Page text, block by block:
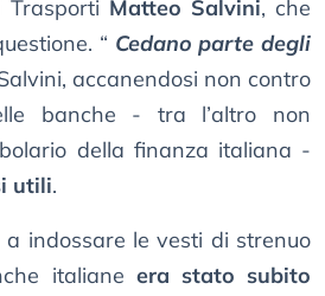
Matteo Salvini, che
“ Cedano parte degli
accanendosi non contro
banche - tra l’altro non
della finanza italiana -
utili.
indossare le vesti di strenuo
italiane era stato subito